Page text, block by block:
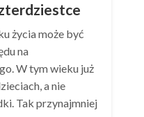
życia może być
na
W tym wieku już
a nie
Tak przynajmniej